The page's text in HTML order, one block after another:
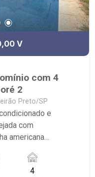
V
com 4
2
Preto/SP
e
com
americana
planejada; -
- sala 2
4